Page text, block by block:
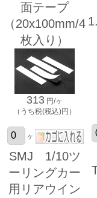
面テープ
（20x100mm/4
枚入り）
313 円/ヶ
（うち税(税込)円）
ヶ
SMJ 1/10ツ
ーリングカー
用リアウイン